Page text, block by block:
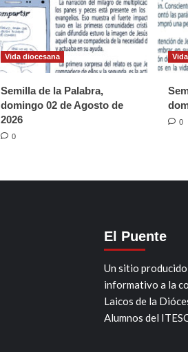
Vida diocesana
Semilla de la Palabra,
domingo 02 de Agosto de
2026
0
0
El Puente
Un sitio producido
informativo a la
Laicos de la
Alumnos del